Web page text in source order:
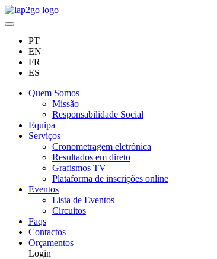
PT
EN
FR
ES
Quem Somos
Missão
Responsabilidade Social
Equipa
Serviços
Cronometragem eletrónica
Resultados em direto
Grafismos TV
Plataforma de inscrições online
Eventos
Lista de Eventos
Circuitos
Faqs
Contactos
Orçamentos
Login